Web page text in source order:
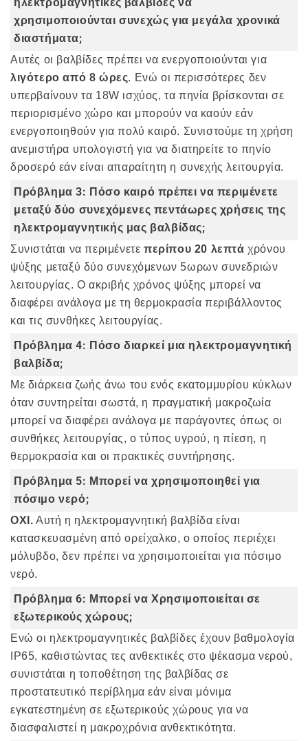
ηλεκτρομαγνητικές βαλβίδες να
χρησιμοποιούνται συνεχώς για μεγάλα χρονικά
διαστήματα;
Αυτές οι βαλβίδες πρέπει να ενεργοποιούνται για
λιγότερο από 8 ώρες. Ενώ οι περισσότερες δεν
υπερβαίνουν τα 18W ισχύος, τα πηνία βρίσκονται σε
περιορισμένο χώρο και μπορούν να καούν εάν
ενεργοποιηθούν για πολύ καιρό. Συνιστούμε τη χρήση
ανεμιστήρα υπολογιστή για να διατηρείτε το πηνίο
δροσερό εάν είναι απαραίτητη η συνεχής λειτουργία.
Πρόβλημα 3: Πόσο καιρό πρέπει να περιμένετε
μεταξύ δύο συνεχόμενες πεντάωρες χρήσεις της
ηλεκτρομαγνητικής μας βαλβίδας;
Συνιστάται να περιμένετε περίπου 20 λεπτά χρόνου
ψύξης μεταξύ δύο συνεχόμενων 5ωρων συνεδριών
λειτουργίας. Ο ακριβής χρόνος ψύξης μπορεί να
διαφέρει ανάλογα με τη θερμοκρασία περιβάλλοντος
και τις συνθήκες λειτουργίας.
Πρόβλημα 4: Πόσο διαρκεί μια ηλεκτρομαγνητική
βαλβίδα;
Με διάρκεια ζωής άνω του ενός εκατομμυρίου κύκλων
όταν συντηρείται σωστά, η πραγματική μακροζωία
μπορεί να διαφέρει ανάλογα με παράγοντες όπως οι
συνθήκες λειτουργίας, ο τύπος υγρού, η πίεση, η
θερμοκρασία και οι πρακτικές συντήρησης.
Πρόβλημα 5: Μπορεί να χρησιμοποιηθεί για
πόσιμο νερό;
ΟΧΙ. Αυτή η ηλεκτρομαγνητική βαλβίδα είναι
κατασκευασμένη από ορείχαλκο, ο οποίος περιέχει
μόλυβδο, δεν πρέπει να χρησιμοποιείται για πόσιμο
νερό.
Πρόβλημα 6: Μπορεί να Χρησιμοποιείται σε
εξωτερικούς χώρους;
Ενώ οι ηλεκτρομαγνητικές βαλβίδες έχουν βαθμολογία
IP65, καθιστώντας τες ανθεκτικές στο ψέκασμα νερού,
συνιστάται η τοποθέτηση της βαλβίδας σε
προστατευτικό περίβλημα εάν είναι μόνιμα
εγκατεστημένη σε εξωτερικούς χώρους για να
διασφαλιστεί η μακροχρόνια ανθεκτικότητα.